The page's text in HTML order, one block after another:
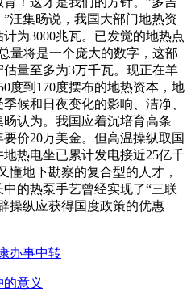
汪集旸说，我国大部门地热资
为3000兆瓦。已发觉的地热点
量将是一个庞大的数字，这部
量至多为3万千瓦。现正在羊
度到170度摆布的地热资本，地
候和日夜变化的影响、洁净、
认为。我国应着沉培育高条
价20万美金。但高温操纵取国
热电坐已累计发电接近25亿千
懂地下勘察的复合型的人才，
的热泵手艺曾经实现了“三联
操纵应获得国度政策的优惠
办事中转
意义